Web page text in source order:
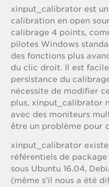
xinput_calibrator est
calibration en open
calibrage 4 points,
pilotes Windows
des fonctions plus
du clic droit. Il est
persistance du
nécessite de modifier
plus, xinput_calibrator
avec des moniteurs
être un problème pour
xinput_calibrator
référentiels de
sous Ubuntu 16.04,
(même s’il nous a été